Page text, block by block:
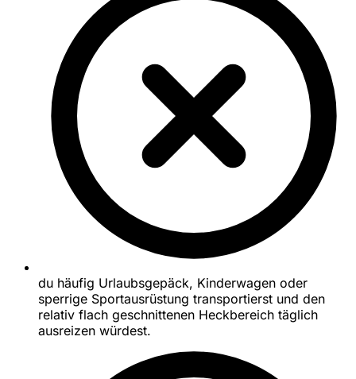
du häufig Urlaubsgepäck, Kinderwagen oder
sperrige Sportausrüstung transportierst und den
relativ flach geschnittenen Heckbereich täglich
ausreizen würdest.